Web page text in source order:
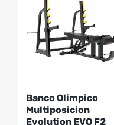
Banco Olimpico
Multiposicion
Evolution EVO F2